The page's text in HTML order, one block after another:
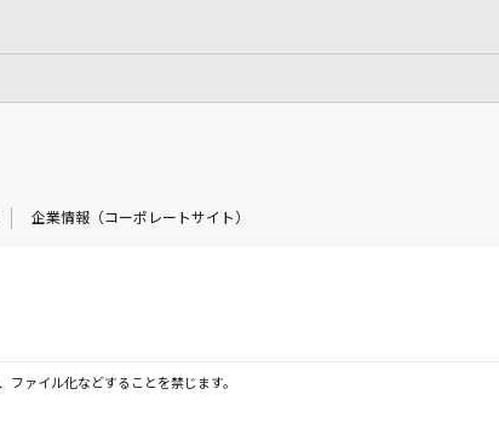
企業情報（コーポレートサイト）
ァイル化などすることを禁じます。